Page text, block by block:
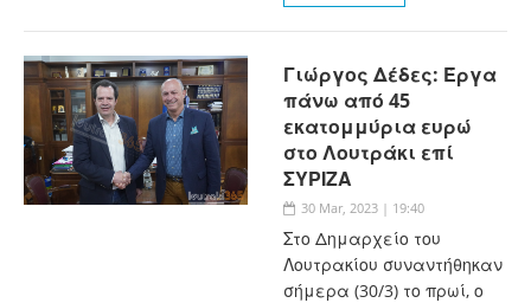
Γιώργος Δέδες: Έργα
πάνω από 45
εκατομμύρια ευρώ
στο Λουτράκι επί
ΣΥΡΙΖΑ
30 Mar, 2023 | 19:40
Στο Δημαρχείο του
Λουτρακίου συναντήθηκαν
σήμερα (30/3) το πρωί, ο